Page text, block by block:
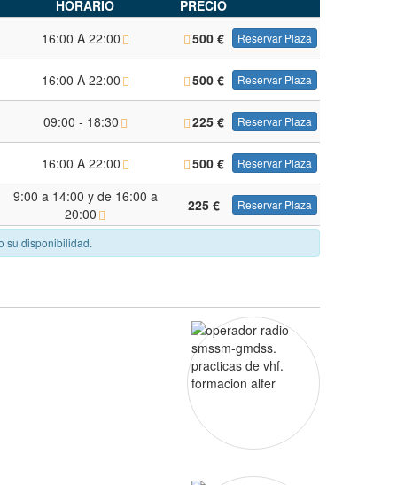
HORARIO
PRECIO
16:00 A 22:00
500€ Reservar Plaza
16:00 A 22:00 500€ Reservar Plaza
09:00 - 18:30 225€ Reservar Plaza
16:00 A 22:00 500€ Reservar Plaza
9:00 a 14:00 y de 16:00 a
20:00
225€ Reservar Plaza
su disponibilidad.